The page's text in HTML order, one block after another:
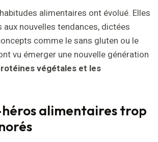
alimentaires ont évolué. Elles
nouvelles tendances, dictées
comme le sans gluten ou le
vu émerger une nouvelle génération
végétales et les
héros alimentaires trop